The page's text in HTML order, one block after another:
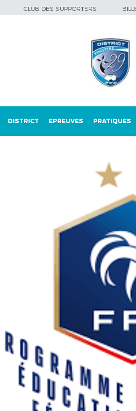
CLUB DES SUPPORTERS
DISTRICT EPREUVES PRATIQUES